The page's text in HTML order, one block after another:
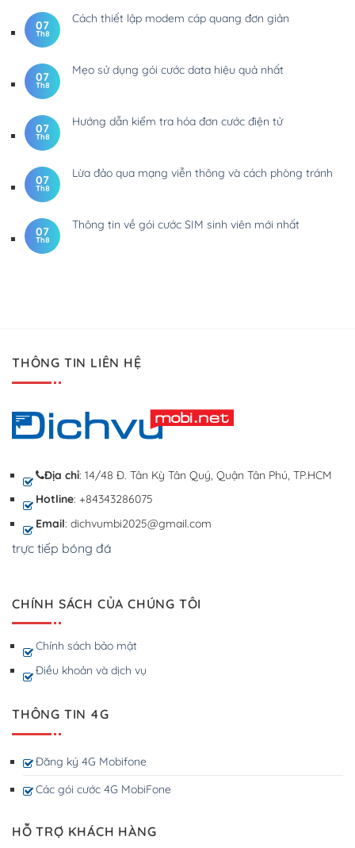
07
Th8
Cách thiết lập modem cáp quang đơn giản
07
Th8
Mẹo sử dụng gói cước data hiệu quả nhất
07
Th8
Hướng dẫn kiểm tra hóa đơn cước điện tử
07
Th8
Lừa đảo qua mạng viễn thông và cách phòng tránh
07
Th8
Thông tin về gói cước SIM sinh viên mới nhất
THÔNG TIN LIÊN HỆ
Địa chỉ: 14/48 Đ. Tân Kỳ Tân Quý, Quận Tân Phú, TP.HCM
Hotline: +84343286075
Email: dichvumbi2025@gmail.com
trực tiếp bóng đá
CHÍNH SÁCH CỦA CHÚNG TÔI
Chính sách bảo mật
Điều khoản và dịch vụ
THÔNG TIN 4G
Đăng ký 4G Mobifone
Các gói cước 4G MobiFone
HỖ TRỢ KHÁCH HÀNG